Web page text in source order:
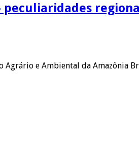
e Ambiental da Amazônia